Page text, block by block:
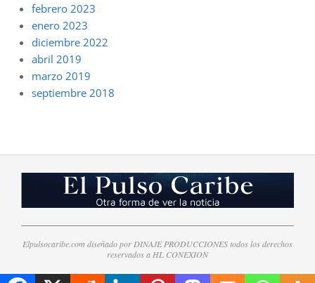
febrero 2023
enero 2023
diciembre 2022
abril 2019
marzo 2019
septiembre 2018
Elpulsocaribe.com diseñado por DINAJE PRODUCCIONES todos los derechos
reservados a HL CONEXION